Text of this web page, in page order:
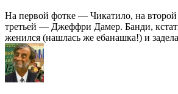
На первой фотке — Чикатило, на
третьей — Джеффри Дамер. Банди,
женился (нашлась же ебанашка!) и